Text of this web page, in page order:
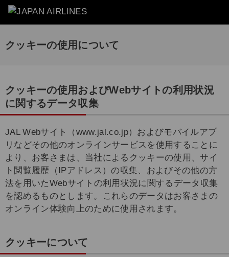
クッキーの使用について
クッキーの使用およびWebサイトの利用状況
に関するデータ収集
JAL Webサイト（www.jal.co.jp）およびモバイルアプ
リなどその他のオンラインサービスを使用することに
より、お客さまは、当社によるクッキーの使用、サイ
ト閲覧履歴（IPアドレス）の収集、およびその他の方
法を用いたWebサイトの利用状況に関するデータ収集
を認めるものとします。これらのデータはお客さまの
オンライン体験向上のために使用されます。
クッキーについて